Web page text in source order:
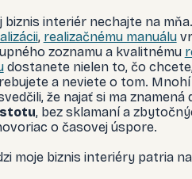
biznis interiér nechajte na
, realizačnému manuálu
zoznamu a kvalitnému
dostanete nielen to, čo
a neviete o tom.
že najať si ma
, bez sklamaní a
o časovej úspore.
moje biznis interiéry patria